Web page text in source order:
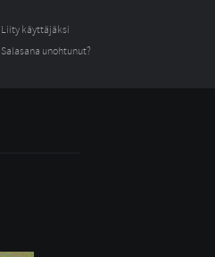
Liity käyttäjäksi
Salasana unohtunut?